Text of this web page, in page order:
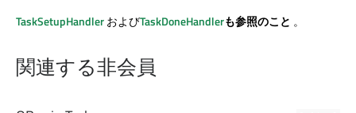
TaskSetupHandlerおよびTaskDoneHandlerも参照のこと 。
関連する非会員